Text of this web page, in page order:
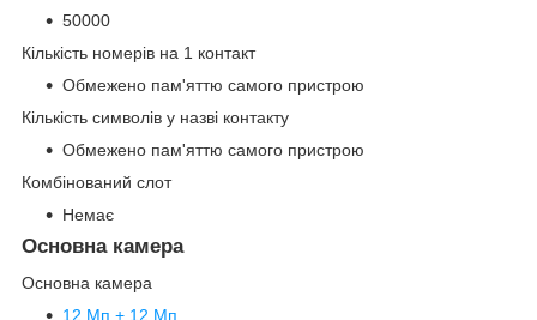
50000
Кількість номерів на 1 контакт
Обмежено пам'яттю самого пристрою
Кількість символів у назві контакту
Обмежено пам'яттю самого пристрою
Комбінований слот
Немає
Основна камера
Основна камера
12 Мп + 12 Мп